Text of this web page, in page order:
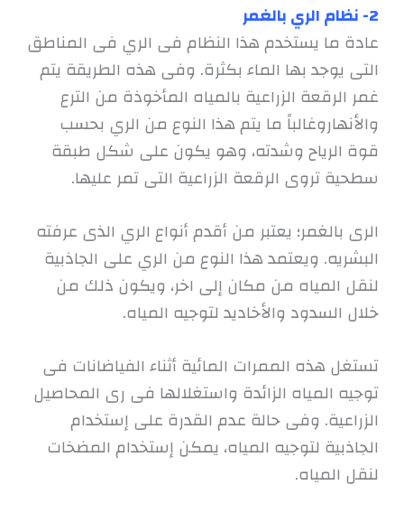
2- نظام الري بالغمر
عادة ما يستخدم هذا النظام فى الري فى المناطق
التى يوجد بها الماء بكثرة. وفى هذه الطريقة يتم
غمر الرقعة الزراعية بالمياه المأخوذة من الترع
والأنهاروغالباً ما يتم هذا النوع من الري بحسب
قوة الرياح وشدته، وهو يكون على شكل طبقة
سطحية تروى الرقعة الزراعية التى تمر عليها.
الرى بالغمر؛ يعتبر من أقدم أنواع الري الذى عرفته
البشريه. ويعتمد هذا النوع من الري على الجاذبية
لنقل المياه من مكان إلى اخر، ويكون ذلك من
خلال السدود والأخاديد لتوجيه المياه.
تستغل هذه الممرات المائية أثناء الفياضانات فى
توجيه المياه الزائدة واستغلالها فى رى المحاصيل
الزراعية. وفى حالة عدم القدرة على إستخدام
الجاذبية لتوجيه المياه، يمكن إستخدام المضخات
لنقل المياه.